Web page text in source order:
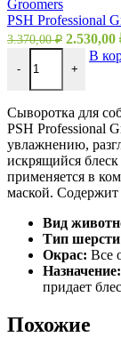
Groomers
PSH Professional
3.370,00₽ 2.530,00
- +
В
Сыворотка для
PSH Professional
увлажнению,
искрящийся
применяется в
маской. Содержит
Вид
Тип
Окрас: Все
Назначение:
придает
Похожие